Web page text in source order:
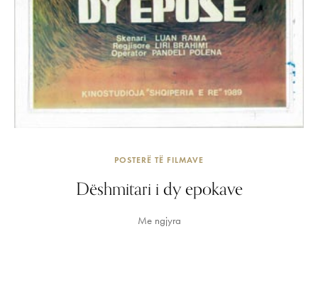
POSTERË TË FILMAVE
Dëshmitari i dy epokave
Me ngjyra